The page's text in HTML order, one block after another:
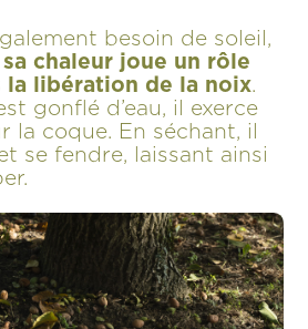
besoin de soleil,
sa chaleur joue un rôle
la libération de la noix.
gonflé d’eau, il exerce
la coque. En séchant, il
se fendre, laissant ainsi